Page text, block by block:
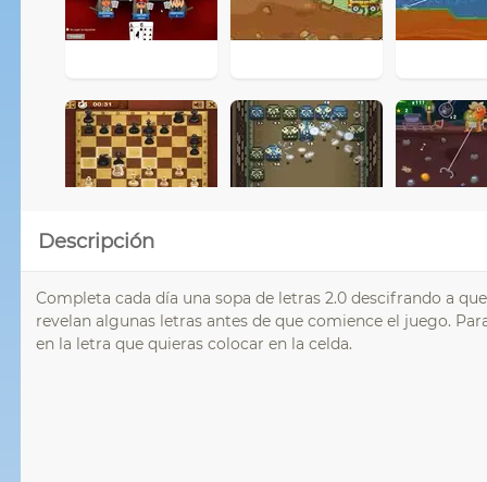
Descripción
Completa cada día una sopa de letras 2.0 descifrando a
revelan algunas letras antes de que comience el juego.
en la letra que quieras colocar en la celda.